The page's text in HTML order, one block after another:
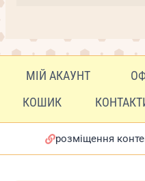
МІЙ АКАУНТ
КОШИК
розміщення